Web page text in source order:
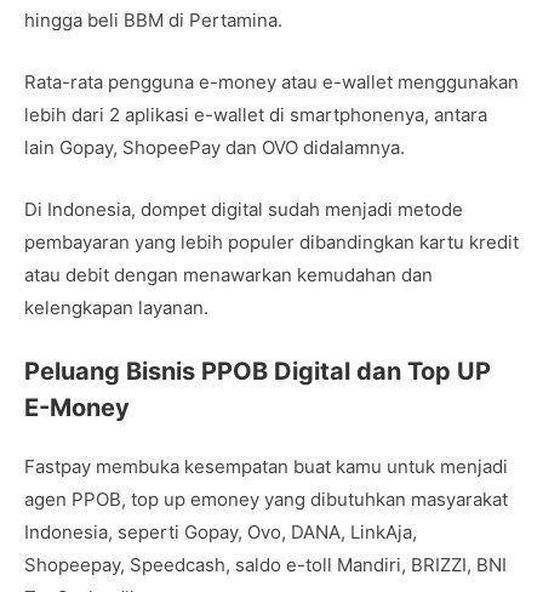
hingga beli BBM di Pertamina.
Rata-rata pengguna e-money atau e-wallet menggunakan
lebih dari 2 aplikasi e-wallet di smartphonenya, antara
lain Gopay, ShopeePay dan OVO didalamnya.
Di Indonesia, dompet digital sudah menjadi metode
pembayaran yang lebih populer dibandingkan kartu kredit
atau debit dengan menawarkan kemudahan dan
kelengkapan layanan.
Peluang Bisnis PPOB Digital dan Top UP
E-Money
Fastpay membuka kesempatan buat kamu untuk menjadi
agen PPOB, top up emoney yang dibutuhkan masyarakat
Indonesia, seperti Gopay, Ovo, DANA, LinkAja,
Shopeepay, Speedcash, saldo e-toll Mandiri, BRIZZI, BNI